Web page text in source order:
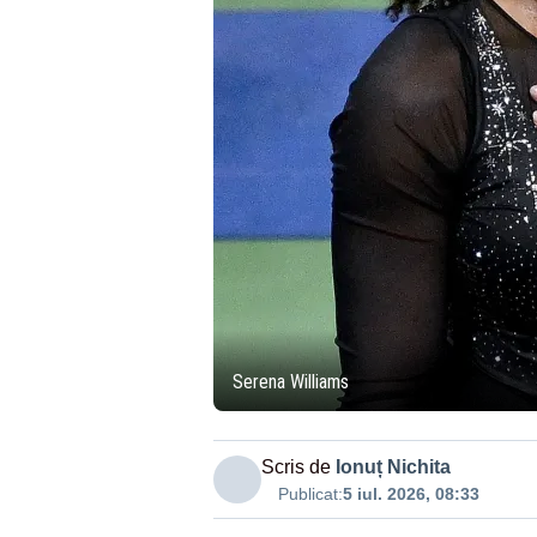
Serena Williams
Scris de Ionuț Nichita
Publicat:5 iul. 2026, 08:33